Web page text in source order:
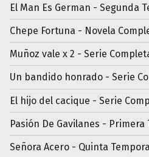
El Man Es German - Segunda
Chepe Fortuna - Novela
Muñoz vale x 2 - Serie
Un bandido honrado - Serie
El hijo del cacique - Serie
Pasión De Gavilanes - Primera
Señora Acero - Quinta